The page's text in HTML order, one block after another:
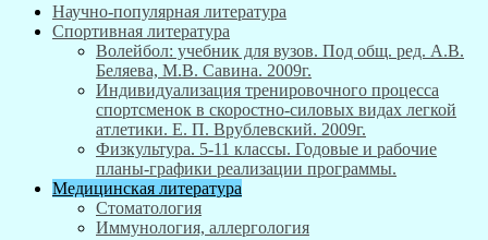
Научно-популярная литература
Спортивная литература
Волейбол: учебник для вузов. Под общ. ред. А.В.
Беляева, М.В. Савина. 2009г.
Индивидуализация тренировочного процесса
спортсменок в скоростно-силовых видах легкой
атлетики. Е. П. Врублевский. 2009г.
Физкультура. 5-11 классы. Годовые и рабочие
планы-графики реализации программы.
Медицинская литература
Стоматология
Иммунология, аллергология